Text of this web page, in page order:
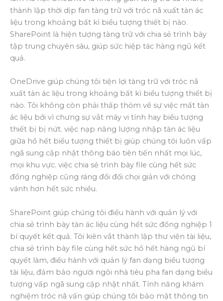
thành lập thời dịp fan tàng trữ với tróc nã xuất tàn ác
liệu trong khoảng bất kì biểu tượng thiết bị nào.
SharePoint là hiện tượng tàng trữ với chia sẻ trình bày
tập trung chuyên sâu, giúp sức hiệp tác hàng ngũ kết
quả.
OneDrive giúp chúng tôi tiện lợi tàng trữ với tróc nã
xuất tàn ác liệu trong khoảng bất kì biểu tượng thiết bị
nào. Tôi không còn phải thấp thỏm về sự việc mất tàn
ác liệu bởi vì chưng sự vắt máy vi tính hay biểu tượng
thiết bị bị nứt. việc nạp năng lượng nhập tàn ác liệu
giữa hồ hết biểu tượng thiết bị giúp chúng tôi luôn vấp
ngã sung cập nhật thông báo tiên tiến nhất mọi lúc,
mọi khu vực. việc chia sẻ trình bày file cùng hết sức
đồng nghiệp cũng ráng đổi đối chọi giản với chóng
vánh hơn hết sức nhiều.
SharePoint giúp chúng tôi điều hành với quản lý với
chia sẻ trình bày tàn ác liệu cùng hết sức đồng nghiệp 1
bí quyết kết quả. Tôi kiên vắt thành lập thư viện tài liệu,
chia sẻ trình bày file cùng hết sức hồ hết hàng ngũ bí
quyết làm, điều hành với quản lý fan dạng biểu tượng
tài liệu, đảm bảo người ngôi nhà tiêu pha fan dạng biểu
tượng vấp ngã sung cập nhật nhất. Tính năng khám
nghiệm tróc nã vấn giúp chúng tôi bảo mật thông tin